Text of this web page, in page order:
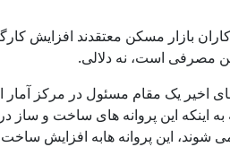
بازار مسکن معتقدند افزایش
مصرفی است، نه دلالی.
به اینکه این پروانه های ساخت و